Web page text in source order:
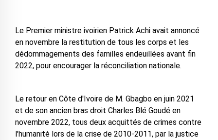
Le Premier ministre ivoirien Patrick Achi avait annoncé
en novembre la restitution de tous les corps et les
dédommagements des familles endeuillées avant fin
2022, pour encourager la réconciliation nationale.
Le retour en Côte d'Ivoire de M. Gbagbo en juin 2021
et de son ancien bras droit Charles Blé Goudé en
novembre 2022, tous deux acquittés de crimes contre
l'humanité lors de la crise de 2010-2011, par la justice